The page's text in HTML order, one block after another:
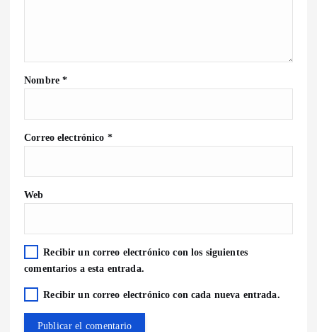
Nombre*
Correo electrónico *
Web
Recibir un correo electrónico con los siguientes
comentarios a esta entrada.
Recibir un correo electrónico con cada nueva entrada.